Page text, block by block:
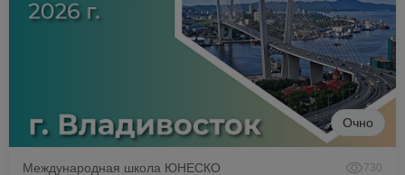
Очно
Международная школа ЮНЕСКО 730